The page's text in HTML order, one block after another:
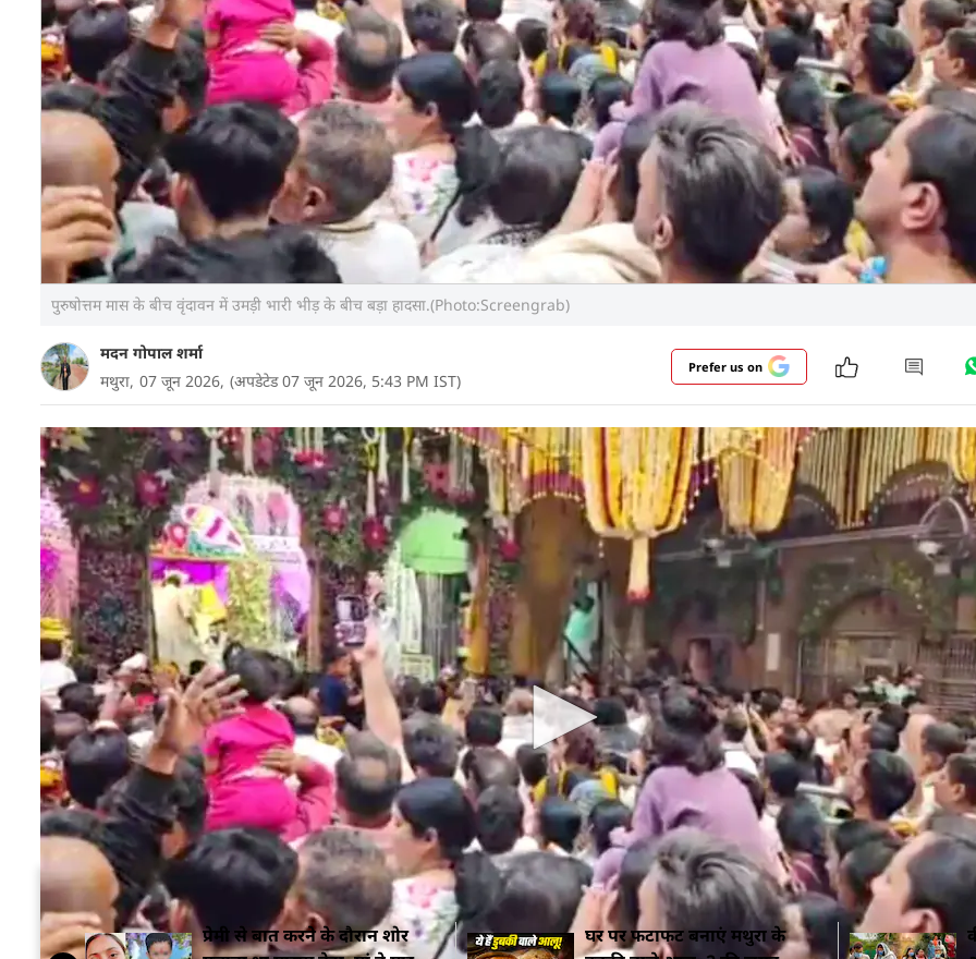
पुरुषोत्तम मास के बीच वृंदावन में उमड़ी भारी भीड़ के बीच बड़ा हादसा.(Photo:Screengrab)
मदन गोपाल शर्मा
मथुरा, 07 जून 2026, (अपडेटेड 07 जून 2026, 5:43 PM IST)
Prefer us on
उत्तर प्रदेश के मथुरा जनपद में चल रहे पवित्र पुरुषोत्तम मास के दौरान देश भर से लाखों श्रद्धालु ब्रजभूमि की परिक्रमा और
पहुंच रहे हैं. इसी बीच शनिवार को मथुरा और वृंदावन से दो अलग-अलग घटनाएं सामने आईं, जिसने प्रशासनिक व्यवस्थाओं
इंतजामों को एक बार फिर कटघरे में खड़ा कर दिया है.
राजस्थान के धौलपुर जिले से गोवर्धन महाराज की प्रसिद्ध सप्तकोसीय परिक्रमा करने आए दो किशोरों की मानसी गंगा में
मौत हो गई. मृतकों की पहचान मनीष (14) और प्रिंस (16) के रूप में हुई है. दोनों किशोर गोवर्धन स्थित पवित्र मानसी गंगा में
थे, तभी अचानक पैर फिसलने या अंदाजा न मिल पाने के कारण वे गहरे पानी में चले गए और डूब गए.
घटना की सूचना मिलते ही स्थानीय पुलिस और गोताखोरों की टीम मौके पर पहुंची और शवों को पानी से बाहर निकाला. हादसे
को देखते हुएमथुराके जिलाधिकारी सीपी सिंह और SSP श्लोक कुमार ने तत्काल मानसी गंगा पहुंचकर घाटों का जायजा
को लेकर जरूरी दिशा-निर्देश दिए. सीओ गोवर्धन अनिल कुमार ने बताया कि शवों को पोस्टमार्टम के लिए भेजकर परिजनों
दिया गया है.
सम्बंधित ख़बरें
प्रेमी से बात करने के दौरान शोर
घर पर फटाफट बनाएं मथुरा के